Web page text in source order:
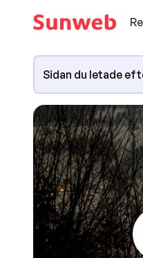
Sidan du letade